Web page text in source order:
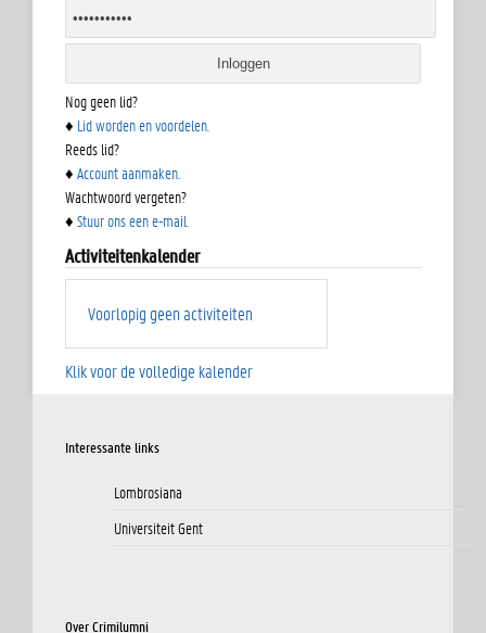
Nog geen lid?
♦ Lid worden en voordelen.
Reeds lid?
♦ Account aanmaken.
Wachtwoord vergeten?
♦ Stuur ons een e-mail.
Activiteitenkalender
Voorlopig geen activiteiten
Klik voor de volledige kalender
Interessante links
Lombrosiana
Universiteit Gent
Over Crimilumni